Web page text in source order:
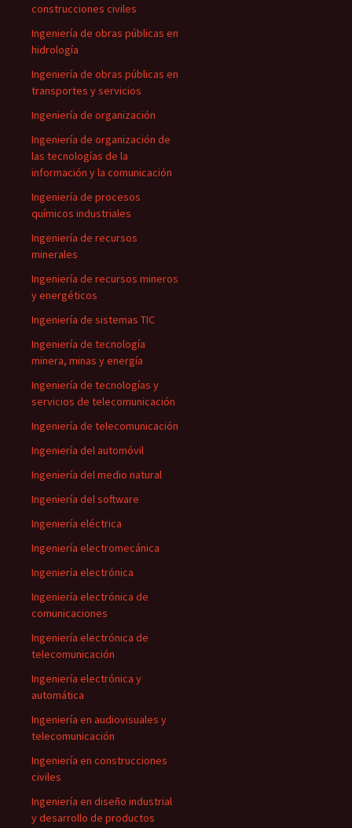
construcciones civiles
Ingeniería de obras públicas en
hidrología
Ingeniería de obras públicas en
transportes y servicios
Ingeniería de organización
Ingeniería de organización de
las tecnologías de la
información y la comunicación
Ingeniería de procesos
químicos industriales
Ingeniería de recursos
minerales
Ingeniería de recursos mineros
y energéticos
Ingeniería de sistemas TIC
Ingeniería de tecnología
minera, minas y energía
Ingeniería de tecnologías y
servicios de telecomunicación
Ingeniería de telecomunicación
Ingeniería del automóvil
Ingeniería del medio natural
Ingeniería del software
Ingeniería eléctrica
Ingeniería electromecánica
Ingeniería electrónica
Ingeniería electrónica de
comunicaciones
Ingeniería electrónica de
telecomunicación
Ingeniería electrónica y
automática
Ingeniería en audiovisuales y
telecomunicación
Ingeniería en construcciones
civiles
Ingeniería en diseño industrial
y desarrollo de productos